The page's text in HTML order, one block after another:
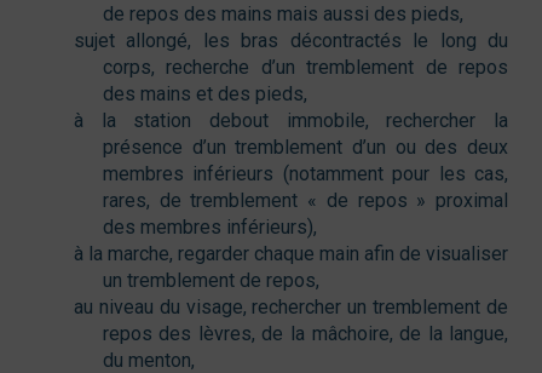
de repos des mains mais aussi des pieds,
sujet allongé, les bras décontractés le long du
corps, recherche d’un tremblement de repos
des mains et des pieds,
à la station debout immobile, rechercher la
présence d’un tremblement d’un ou des deux
membres inférieurs (notamment pour les cas,
rares, de tremblement « de repos » proximal
des membres inférieurs),
à la marche, regarder chaque main afin de visualiser
un tremblement de repos,
au niveau du visage, rechercher un tremblement de
repos des lèvres, de la mâchoire, de la langue,
du menton,